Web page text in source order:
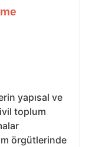
yapısal ve
toplum
örgütlerinde